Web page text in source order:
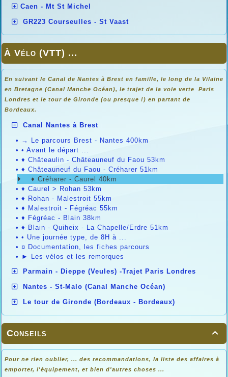
Caen - Mt St Michel
GR223 Courseulles - St Vaast
À Vélo (VTT) ...
En suivant le Canal de Nantes à Brest en famille, le long de la Vilaine
en Bretagne (Canal Manche Océan), le trajet de la voie verte Paris
Londres et le tour de Gironde (ou presque !) en partant de
Bordeaux.
Canal Nantes à Brest
• → Le parcours Brest - Nantes 400km
• • Avant le départ ...
• ♦ Châteaulin - Châteauneuf du Faou 53km
• ♦ Châteauneuf du Faou - Créharer 51km
♦ Créharer - Caurel 40km
• ♦ Caurel > Rohan 53km
• ♦ Rohan - Malestroit 55km
• ♦ Malestroit - Fégréac 55km
• ♦ Fégréac - Blain 38km
• ♦ Blain - Quiheix - La Chapelle/Erdre 51km
• • Une journée type, de 8H à ...
• ¤ Documentation, les fiches parcours
• ► Les vélos et les remorques
Parmain - Dieppe (Veules) -Trajet Paris Londres
Nantes - St-Malo (Canal Manche Océan)
Le tour de Gironde (Bordeaux - Bordeaux)

Conseils
Pour ne rien oublier, ... des recommandations, la liste des affaires à
emporter, l'équipement, et bien d'autres choses ...